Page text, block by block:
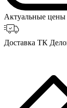
Актуальные цены
Доставка ТК